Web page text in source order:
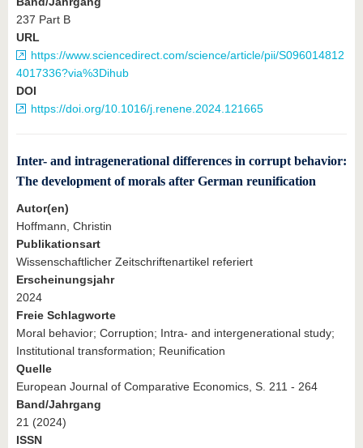
237 Part B
URL
https://www.sciencedirect.com/science/article/pii/S096014812
4017336?via%3Dihub
DOI
https://doi.org/10.1016/j.renene.2024.121665
Inter- and intragenerational differences in corrupt behavior:
The development of morals after German reunification
Autor(en)
Hoffmann, Christin
Publikationsart
Wissenschaftlicher Zeitschriftenartikel referiert
Erscheinungsjahr
2024
Freie Schlagworte
Moral behavior; Corruption; Intra- and intergenerational study;
Institutional transformation; Reunification
Quelle
European Journal of Comparative Economics, S. 211 - 264
Band/Jahrgang
21 (2024)
ISSN